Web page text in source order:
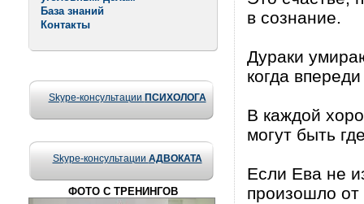
База знаний
Контакты
Skype-консультации ПСИХОЛОГА
Skype-консультации АДВОКАТА
ФОТО С ТРЕНИНГОВ
в сознание.
Дураки
когда
В каждой
могут быть
Если Ева не
произошло